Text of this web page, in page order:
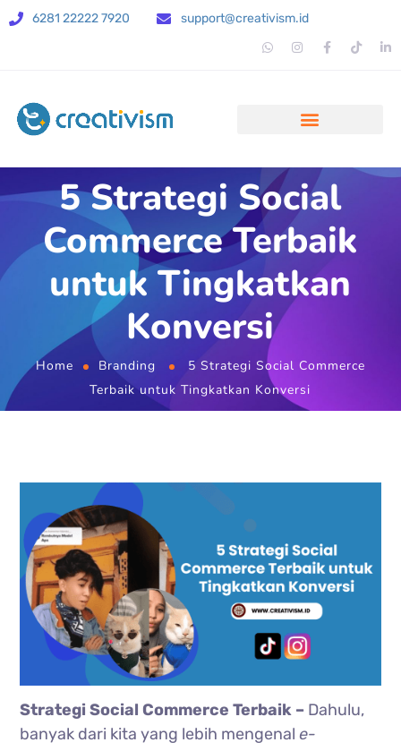
6281 22222 7920 support@creativism.id
5 Strategi Social
Commerce Terbaik
untuk Tingkatkan
Konversi
Home Branding
5 Strategi Social Commerce
Terbaik untuk Tingkatkan Konversi
Strategi Social Commerce Terbaik – Dahulu,
banyak dari kita yang lebih mengenal e-